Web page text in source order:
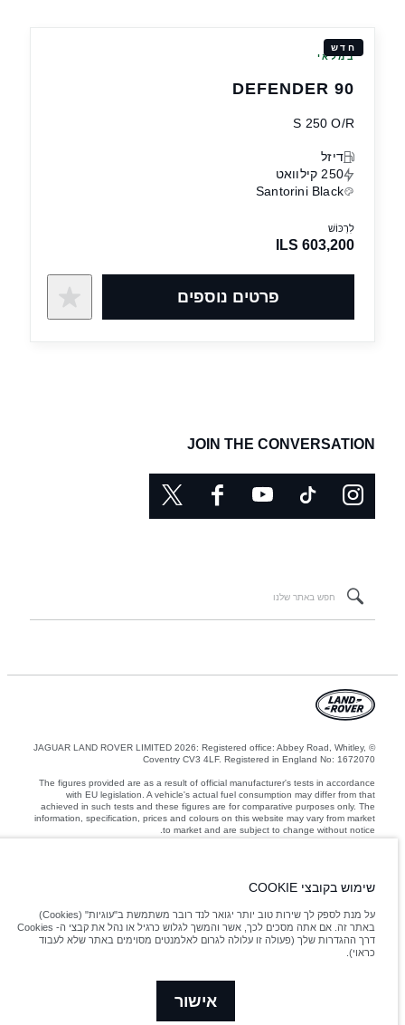
חדש
במלאי
DEFENDER 90
S 250 O/R
דיזל
250 קילוואט
Santorini Black
לִרְכּוֹשׁ
ILS 603,200
פרטים נוספים
JOIN THE CONVERSATION
© JAGUAR LAND ROVER LIMITED 2026: Registered office: Abbey Road, Whitley,
Coventry CV3 4LF. Registered in England No: 1672070
The figures provided are as a result of official manufacturer's tests in accordance
with EU legislation. A vehicle's actual fuel consumption may differ from that
achieved in such tests and these figures are for comparative purposes only. The
information, specification, prices and colours on this website may vary from market
to market and are subject to change without notice.
Jaguar Land Rover Limited is constantly seeking ways to improve the specification,
design and production of its vehicles, parts and accessories and alterations take
place continually, and we reserve the right to change without notice. Some
features may vary between optional and standard for different model years. The
retailer-fit accessories that may not be available in all markets. Please contact your
שימוש בקובצי COOKIE
על מנת לספק לך שירות טוב יותר יגואר לנד רובר משתמשת ב"עוגיות" (Cookies)
באתר זה. אם אתה מסכים לכך, אשר והמשך לגלוש כרגיל או נהל את קבצי ה- Cookies
דרך ההגדרות שלך (פעולה זו עלולה לגרום לאלמנטים מסוימים באתר שלא לעבוד
כראוי).
אישור